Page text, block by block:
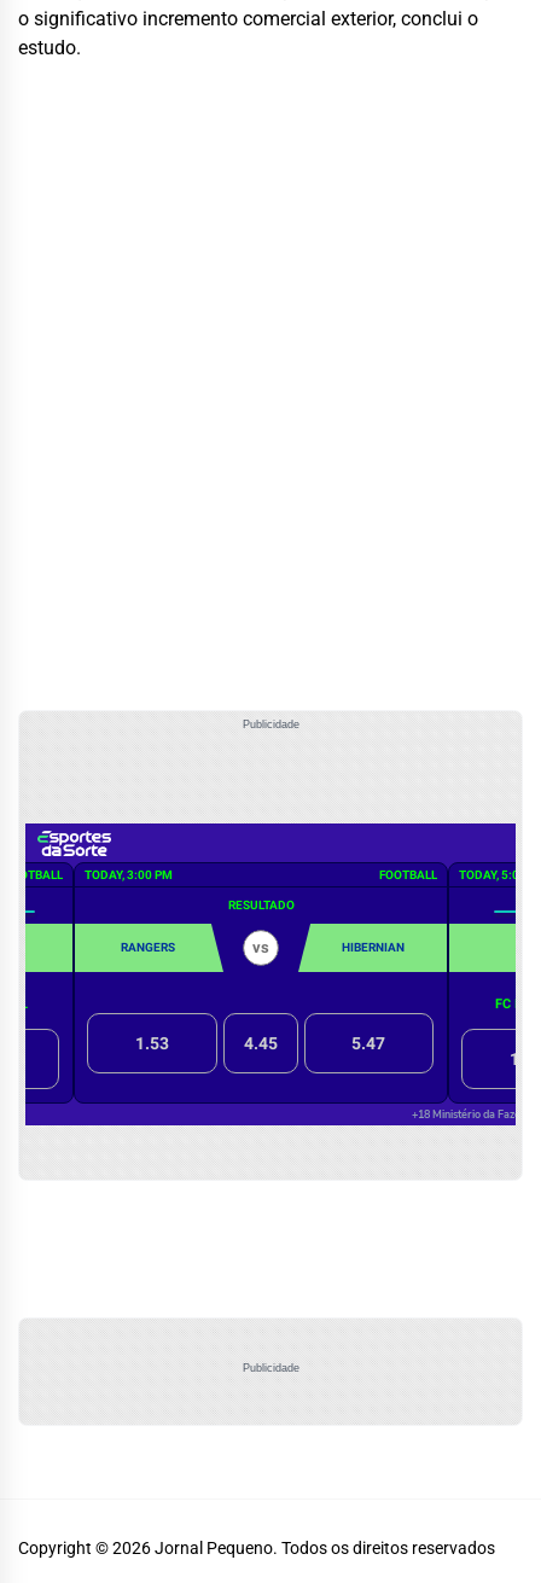
o significativo incremento comercial exterior, conclui o
estudo.
Publicidade
Publicidade
Copyright © 2026Jornal Pequeno. Todos os direitos reservados